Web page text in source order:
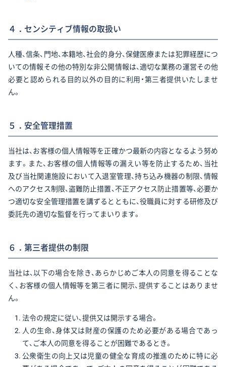
４．センシティブ情報の取扱い
人種、信条、門地、本籍地、社会的身分、保健医療または犯罪経歴につ
いての情報その他の特別な非公開情報は、適切な業務の運営その他
必要と認められる目的以外の目的に利用・第三者提供いたしませ
ん。
５．安全管理措置
当社は、お客様の個人情報等を正確かつ最新の内容となるよう努め
ます。また、お客様の個人情報等の漏えい等を防止するため、当社
及び当社関連施設において入退室管理、持ち込み機器の制限、情報
へのアクセス制限、盗難防止措置、不正アクセス防止措置等、必要か
つ適切な安全管理措置を講ずるとともに、役職員に対する研修及び
委託先の適切な監督を行ってまいります。
６．第三者提供の制限
当社は、以下の場合を除き、あらかじめご本人の同意を得ることな
く、お客様の個人情報等を第三者に開示、提供することはありませ
ん。
法令の規定に従い、提供又は開示する場合。
人の生命、身体又は財産の保護のため必要がある場合であっ
て、ご本人の同意を得ることが困難であるとき。
公衆衛生の向上又は児童の健全な育成の推進のために特に必